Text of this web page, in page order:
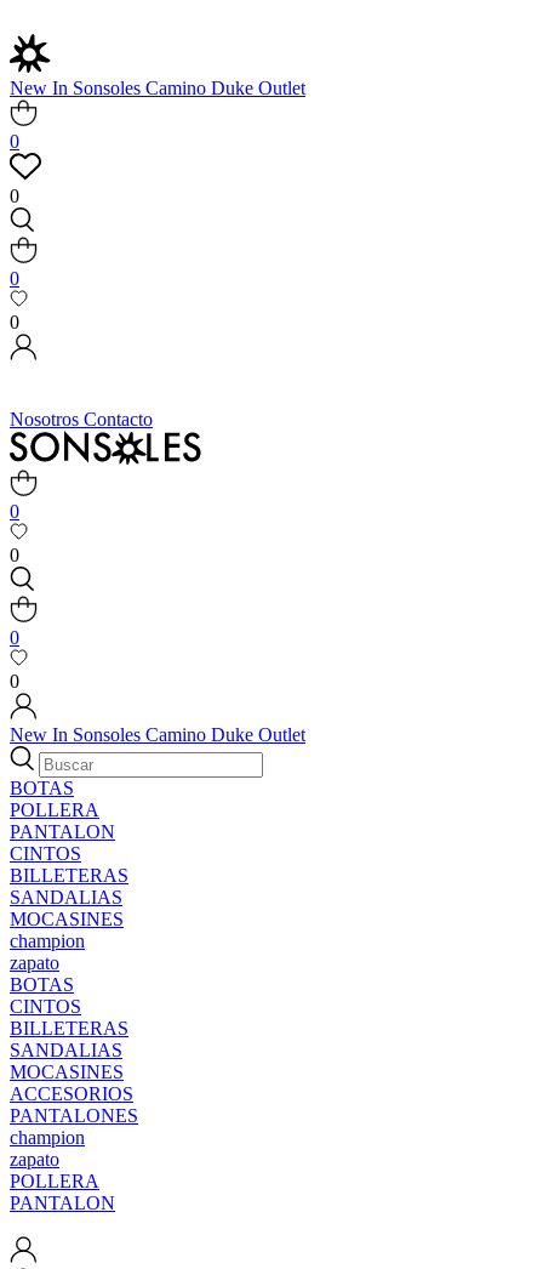
New In Sonsoles Camino Duke Outlet
0
0
0
0
Nosotros Contacto
0
0
0
0
New In Sonsoles Camino Duke Outlet
BOTAS
POLLERA
PANTALON
CINTOS
BILLETERAS
SANDALIAS
MOCASINES
champion
zapato
BOTAS
CINTOS
BILLETERAS
SANDALIAS
MOCASINES
ACCESORIOS
PANTALONES
champion
zapato
POLLERA
PANTALON